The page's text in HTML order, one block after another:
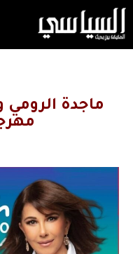
ماجدة الرومي